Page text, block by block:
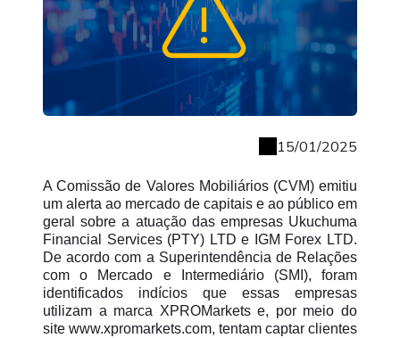
15/01/2025
A Comissão de Valores Mobiliários (CVM) emitiu
um alerta ao mercado de capitais e ao público em
geral sobre a atuação das empresas Ukuchuma
Financial Services (PTY) LTD e IGM Forex LTD.
De acordo com a Superintendência de Relações
com o Mercado e Intermediário (SMI), foram
identificados indícios que essas empresas
utilizam a marca XPROMarkets e, por meio do
site www.xpromarkets.com, tentam captar clientes